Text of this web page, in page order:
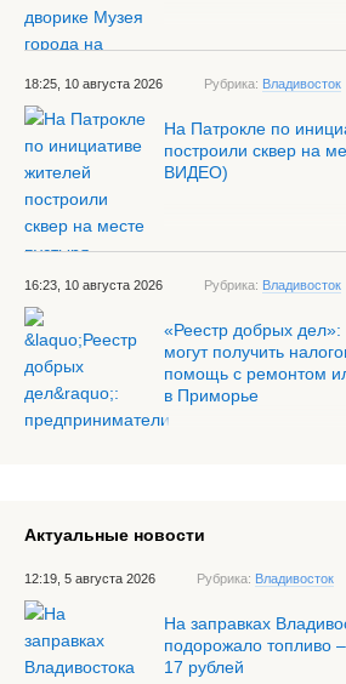
18:25, 10 августа 2026 Рубрика: Владивосток
На Патрокле по
построили сквер на
ВИДЕО)
16:23, 10 августа 2026 Рубрика: Владивосток
«Реестр добрых
могут получить
помощь с ремонтом
в Приморье
Актуальные новости
12:19, 5 августа 2026 Рубрика: Владивосток
На заправках
подорожало топливо
17 рублей